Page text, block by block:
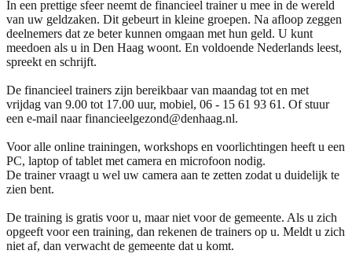
In een prettige sfeer neemt de financieel trainer u mee in de wereld
van uw geldzaken. Dit gebeurt in kleine groepen. Na afloop zeggen
deelnemers dat ze beter kunnen omgaan met hun geld. U kunt
meedoen als u in Den Haag woont. En voldoende Nederlands leest,
spreekt en schrijft.
De financieel trainers zijn bereikbaar van maandag tot en met
vrijdag van 9.00 tot 17.00 uur, mobiel, 06 - 15 61 93 61. Of stuur
een e-mail naar financieelgezond@denhaag.nl.
Voor alle online trainingen, workshops en voorlichtingen heeft u een
PC, laptop of tablet met camera en microfoon nodig.
De trainer vraagt u wel uw camera aan te zetten zodat u duidelijk te
zien bent.
De training is gratis voor u, maar niet voor de gemeente. Als u zich
opgeeft voor een training, dan rekenen de trainers op u. Meldt u zich
niet af, dan verwacht de gemeente dat u komt.